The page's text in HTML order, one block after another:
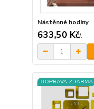
Nástěnné hodiny
633,50 Kč/.
DOPRAVA ZDARMA